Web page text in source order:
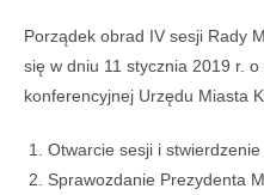
Porządek obrad IV sesji Rady
się w dniu 11 stycznia 2019 r.
konferencyjnej Urzędu Miasta
Otwarcie sesji i stwierdzenie
Sprawozdanie Prezydenta